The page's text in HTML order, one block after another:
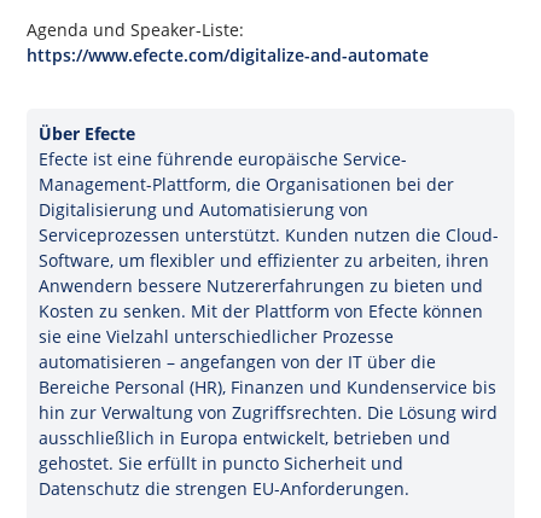
Agenda und Speaker-Liste:
https://www.efecte.com/digitalize-and-automate
Über Efecte
Efecte ist eine führende europäische Service-
Management-Plattform, die Organisationen bei der
Digitalisierung und Automatisierung von
Serviceprozessen unterstützt. Kunden nutzen die Cloud-
Software, um flexibler und effizienter zu arbeiten, ihren
Anwendern bessere Nutzererfahrungen zu bieten und
Kosten zu senken. Mit der Plattform von Efecte können
sie eine Vielzahl unterschiedlicher Prozesse
automatisieren – angefangen von der IT über die
Bereiche Personal (HR), Finanzen und Kundenservice bis
hin zur Verwaltung von Zugriffsrechten. Die Lösung wird
ausschließlich in Europa entwickelt, betrieben und
gehostet. Sie erfüllt in puncto Sicherheit und
Datenschutz die strengen EU-Anforderungen.